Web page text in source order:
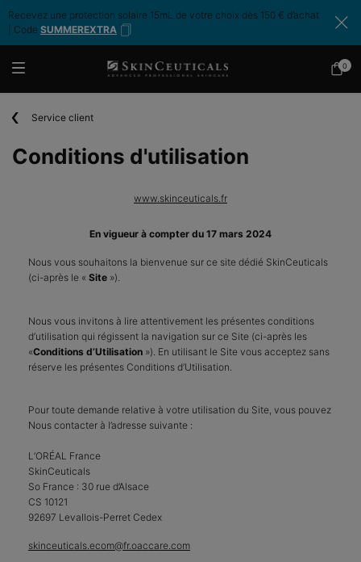
Recevez une protection solaire 15mL de votre choix dès 150 € d’achat
| Code SUMMEREXTRA
Mon
0
0
Service client
Conditions d'utilisation
www.skinceuticals.fr
En vigueur à compter du 17 mars 2024
Nous vous souhaitons la bienvenue sur ce site dédié SkinCeuticals
(ci-après le « Site »).
Nous vous invitons à lire attentivement les présentes conditions
d’utilisation qui régissent la navigation sur ce Site (ci-après les
«Conditions d’Utilisation »). En utilisant le Site vous acceptez sans
réserve les présentes Conditions d’Utilisation.
Pour toute demande relative à votre utilisation du Site, vous pouvez
Nous contacter à l’adresse suivante :
L’ORÉAL France
SkinCeuticals
So France : 30 rue d’Alsace
CS 10121
92697 Levallois-Perret Cedex
skinceuticals.ecom@fr.oaccare.com